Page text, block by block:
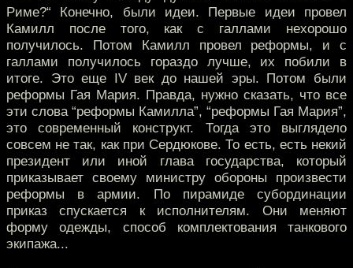
Риме?“ Конечно, были идеи. Первые идеи провел
Камилл после того, как с галлами нехорошо
получилось. Потом Камилл провел реформы, и с
галлами получилось гораздо лучше, их побили в
итоге. Это еще IV век до нашей эры. Потом были
реформы Гая Мария. Правда, нужно сказать, что все
эти слова “реформы Камилла”, “реформы Гая Мария”,
это современный конструкт. Тогда это выглядело
совсем не так, как при Сердюкове. То есть, есть некий
президент или иной глава государства, который
приказывает своему министру обороны произвести
реформы в армии. По пирамиде субординации
приказ спускается к исполнителям. Они меняют
форму одежды, способ комплектования танкового
экипажа...